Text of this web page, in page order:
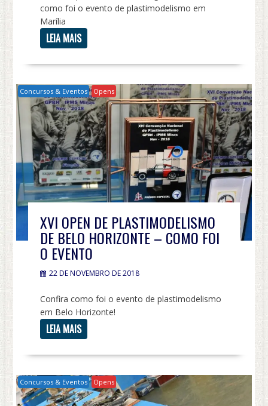
como foi o evento de plastimodelismo em
Marília
LEIA MAIS
Concursos & Eventos Opens
XVI OPEN DE PLASTIMODELISMO
DE BELO HORIZONTE – COMO FOI
O EVENTO
22 DE NOVEMBRO DE 2018
Confira como foi o evento de plastimodelismo
em Belo Horizonte!
LEIA MAIS
Concursos & Eventos Opens